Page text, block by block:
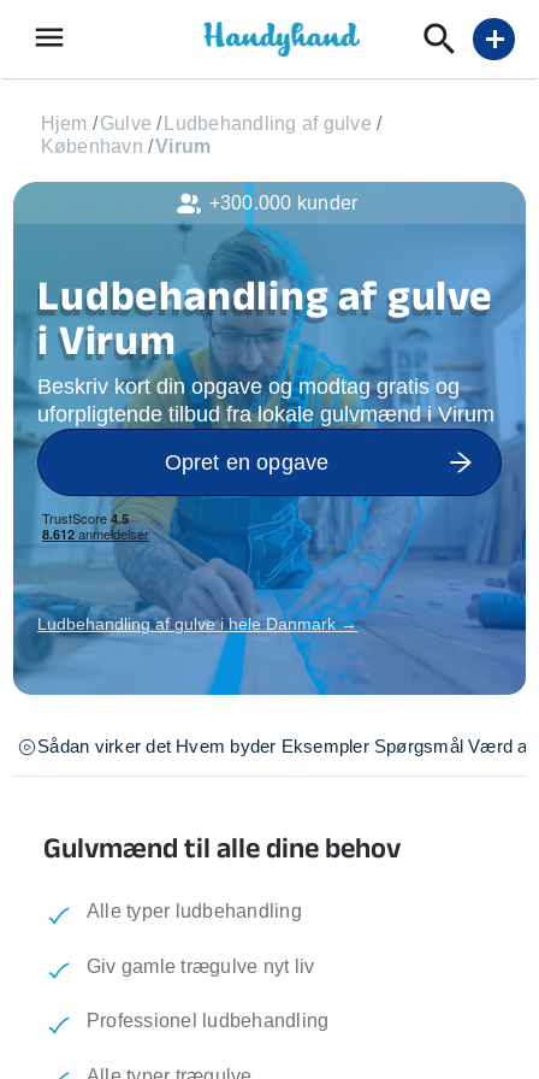
menu add
Hjem /Gulve / Ludbehandling af gulve /
København /Virum
Ludbehandling af gulve
i Virum
Beskriv kort din opgave og modtag gratis og
uforpligtende tilbud fra lokale gulvmænd i Virum
Opret en opgave
Ludbehandling af gulve i hele Danmark →
Sådan virker det Hvem byder Eksempler Spørgsmål Værd at
Gulvmænd til alle dine behov
Alle typer ludbehandling
Giv gamle trægulve nyt liv
Professionel ludbehandling
+300.000 kunder